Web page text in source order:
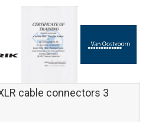
cable connectors 3